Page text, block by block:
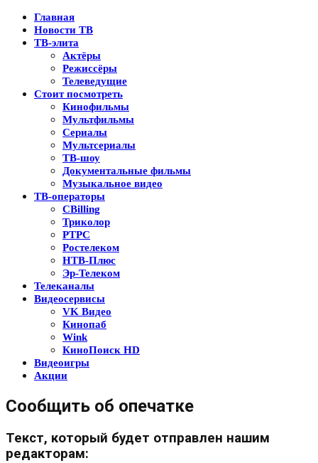
Главная
Новости ТВ
ТВ-элита
Актёры
Режиссёры
Телеведущие
Стоит посмотреть
Кинофильмы
Мультфильмы
Сериалы
Мультсериалы
ТВ-шоу
Документальные фильмы
Музыкальное видео
ТВ-операторы
CBilling
Триколор
РТРС
Ростелеком
НТВ-Плюс
Эр-Телеком
Телеканалы
Видеосервисы
VK Видео
Кинопаб
Wink
КиноПоиск HD
Видеоигры
Акции
Сообщить об опечатке
Текст, который будет отправлен нашим
редакторам: